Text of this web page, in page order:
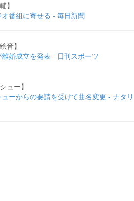
】
番組に寄せる - 毎日新聞
音】
婚成立を発表 - 日刊スポーツ
ュー】
ーからの要請を受けて曲名変更 - ナタリ